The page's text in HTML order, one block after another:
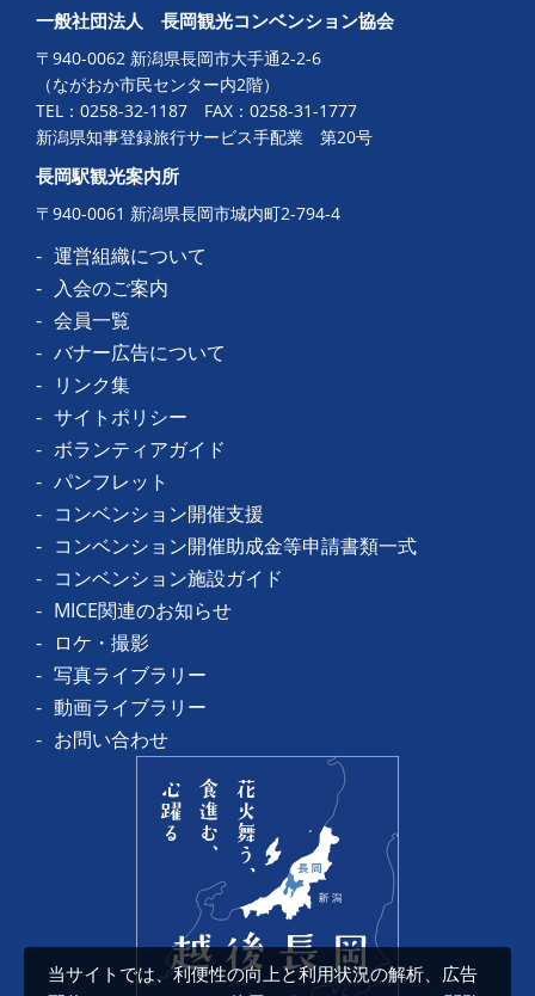
一般社団法人 長岡観光コンベンション協会
〒940-0062 新潟県長岡市大手通2-2-6
（ながおか市民センター内2階）
TEL： 0258-32-1187 FAX：0258-31-1777
新潟県知事登録旅行サービス手配業 第20号
長岡駅観光案内所
〒940-0061 新潟県長岡市城内町2-794-4
運営組織について
入会のご案内
会員一覧
バナー広告について
リンク集
サイトポリシー
ボランティアガイド
パンフレット
コンベンション開催支援
コンベンション開催助成金等申請書類一式
コンベンション施設ガイド
MICE関連のお知らせ
ロケ・撮影
写真ライブラリー
動画ライブラリー
お問い合わせ
当サイトでは、利便性の向上と利用状況の解析、広告